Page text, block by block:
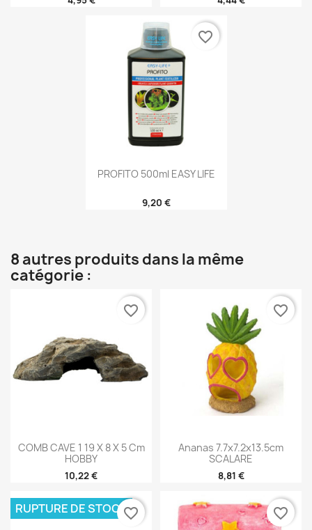
PROFITO 500ml EASY LIFE
9,20 €
favorite_border
8 autres produits dans la même
catégorie :
COMB CAVE 1 19 X 8 X 5 Cm
HOBBY
10,22 €
favorite_border
Ananas 7.7x7.2x13.5cm
SCALARE
8,81 €
favorite_border
RUPTURE DE STOCKfavorite_border favorite_border